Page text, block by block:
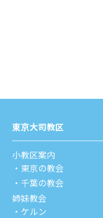
東京⼤司教区
⼩教区案内
東京の教会
千葉の教会
姉妹教会
ケルン